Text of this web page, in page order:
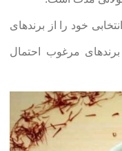
خود را از برندهای
مرغوب احتمال